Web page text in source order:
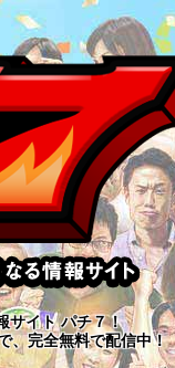
サイト パチ７！
、完全無料で配信中！